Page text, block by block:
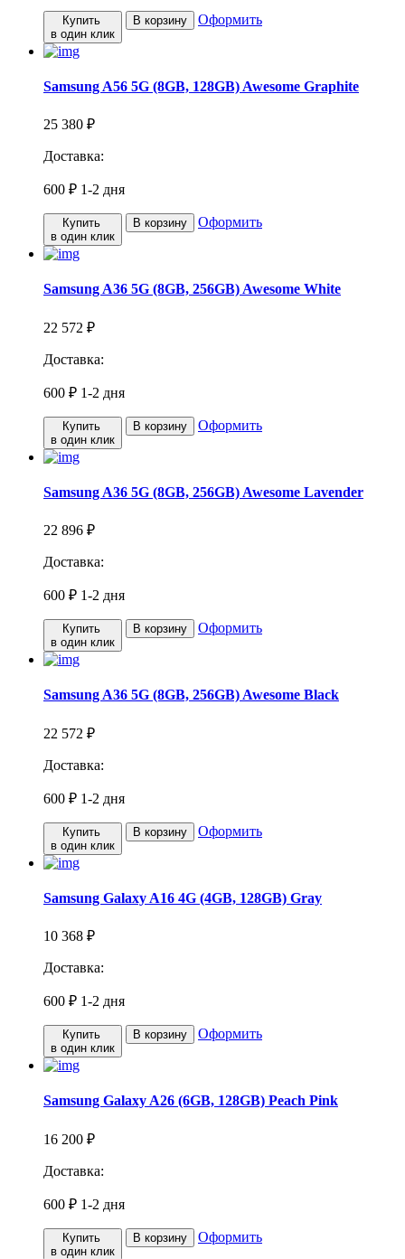
Купить
в один клик
В корзину Оформить
Samsung A56 5G (8GB, 128GB) Awesome Graphite
25 380 ₽
Доставка:
600 ₽ 1-2 дня
Купить
в один клик
В корзину Оформить
Samsung A36 5G (8GB, 256GB) Awesome White
22 572 ₽
Доставка:
600 ₽ 1-2 дня
Купить
в один клик
В корзину Оформить
Samsung A36 5G (8GB, 256GB) Awesome Lavender
22 896 ₽
Доставка:
600 ₽ 1-2 дня
Купить
в один клик
В корзину Оформить
Samsung A36 5G (8GB, 256GB) Awesome Black
22 572 ₽
Доставка:
600 ₽ 1-2 дня
Купить
в один клик
В корзину Оформить
Samsung Galaxy A16 4G (4GB, 128GB) Gray
10 368 ₽
Доставка:
600 ₽ 1-2 дня
Купить
в один клик
В корзину Оформить
Samsung Galaxy A26 (6GB, 128GB) Peach Pink
16 200 ₽
Доставка:
600 ₽ 1-2 дня
Купить
в один клик
В корзину Оформить